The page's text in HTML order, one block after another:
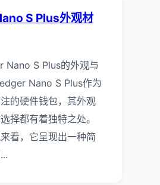
S Plus外观材
Nano S Plus的外观与
Nano S Plus作为
的硬件钱包，其外观
择都有着独特之处。
看，它呈现出一种简